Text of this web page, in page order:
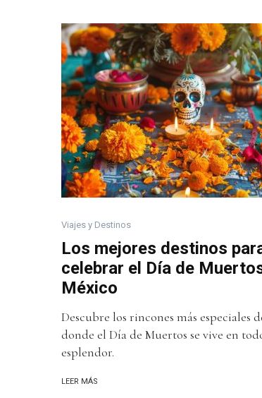
Viajes y Destinos
Los mejores destinos
celebrar el Día de
México
Descubre los rincones más especiales
donde el Día de Muertos se vive en
esplendor.
LEER MÁS